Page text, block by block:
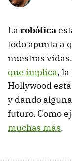
La robótica
todo apunta a
nuestras
que implica,
Hollywood
y dando
futuro. Como
muchas más.